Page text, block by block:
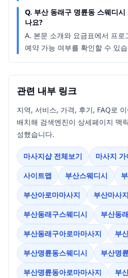
Q. 부산 동래구 명륜동 스웨디
나요?
A. 본문 소개와 요금표에서 프
예약 가능 여부를 확인할 수 있
관련 내부 링크
지역, 서비스, 가격, 후기, FAQ로
배치해 검색엔진이 상세페이지 맥
성했습니다.
마사지샵 전체보기 마사지 가
사이트맵
부산스웨디시
부산아로마마사지
부산마사지
부산동래구스웨디시
부산동
부산동래구아로마마사지
부
부산명륜동스웨디시
부산명
부산명륜동아로마마사지
부